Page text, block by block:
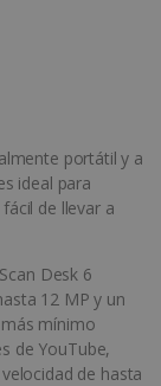
portátil y a
ideal para
de llevar a
Desk 6
12 MP y un
mínimo
de YouTube,
de hasta